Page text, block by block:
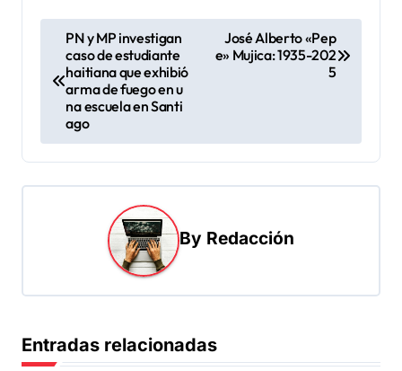
g
a
n
e
PN y MP investigan
caso de estudiante
haitiana que exhibió
arma de fuego en u
na escuela en Santi
ago
José Alberto «Pep
e» Mujica: 1935-202
5
By Redacción
Entradas relacionadas